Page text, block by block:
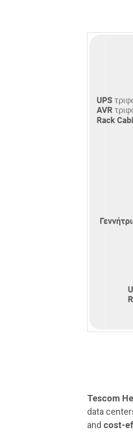
Tescom
data
and cost-